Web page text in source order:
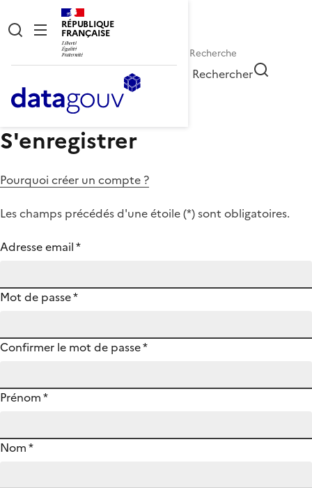
RÉPUBLIQUE
FRANÇAISE
Rechercher
S'enregistrer
Pourquoi créer un compte ?
Les champs précédés d'une étoile (*) sont obligatoires.
Adresse email*
Mot de passe*
Confirmer le mot de passe*
Prénom*
Nom*